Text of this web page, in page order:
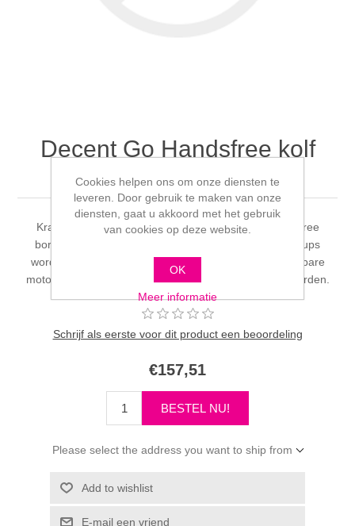
Decent Go Handsfree kolf
Horigen
Krachtige maar zeer stille Horigen Decent Go Handsfree
borstkolf met lichtgewicht, doorzichtige cups. De kolfcups
worden met een luchtslang aangesloten aan de draagbare
motor en kunnen enkelzijdig of dubbelzijdig gebruikt worden.
Schrijf als eerste voor dit product een beoordeling
€157,51
Please select the address you want to ship from
Cookies helpen ons om onze diensten te
leveren. Door gebruik te maken van onze
diensten, gaat u akkoord met het gebruik
van cookies op deze website.
OK
Meer informatie